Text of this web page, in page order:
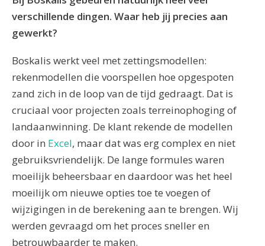
verschillende dingen. Waar heb jij precies aan
gewerkt?
Boskalis werkt veel met zettingsmodellen:
rekenmodellen die voorspellen hoe opgespoten
zand zich in de loop van de tijd gedraagt. Dat is
cruciaal voor projecten zoals terreinophoging of
landaanwinning. De klant rekende de modellen
door in Excel, maar dat was erg complex en niet
gebruiksvriendelijk. De lange formules waren
moeilijk beheersbaar en daardoor was het heel
moeilijk om nieuwe opties toe te voegen of
wijzigingen in de berekening aan te brengen. Wij
werden gevraagd om het proces sneller en
betrouwbaarder te maken.